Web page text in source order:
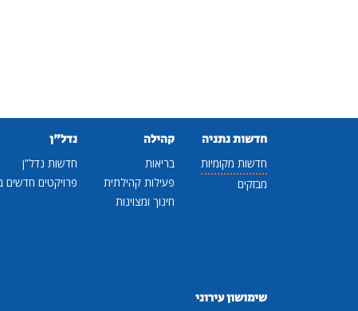
חדשות נתניה
חדשות מקומיות
מבזקים
קהילה
בריאות
פעילות קהילתית
חינוך ומצוינות
נדל"ן
חדשות נדל"ן
פרויקטים חדשים
שימושון עירוני